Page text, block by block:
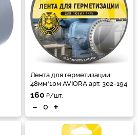
Лента для герметизации
48мм*10м AVIORA арт. 302-194
160 ₽/шт.
- +